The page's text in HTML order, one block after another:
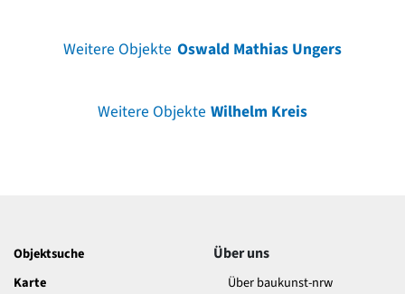
Weitere Objekte Oswald Mathias Ungers
Weitere Objekte Wilhelm Kreis
Objektsuche
Karte
Über uns
Über baukunst-nrw